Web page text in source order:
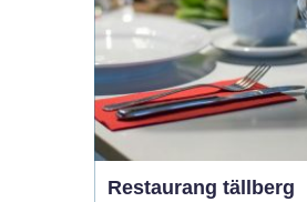
Restaurang tällberg